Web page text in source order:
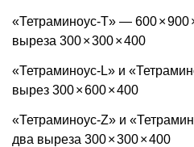
«Тетраминоус-T» — 600×900
выреза 300×300×400
«Тетраминоус-L» и
вырез 300×600×400
«Тетраминоус-Z» и
два выреза 300×300×400